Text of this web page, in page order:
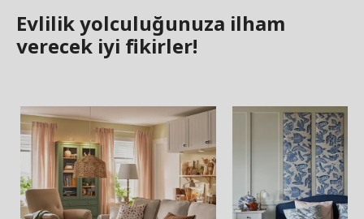
Evlilik yolculuğunuza ilham
verecek iyi fikirler!